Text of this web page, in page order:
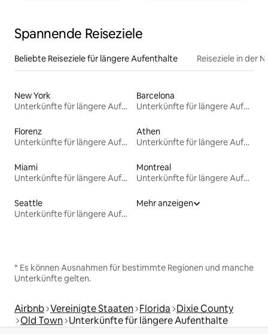
Spannende Reiseziele
Beliebte Reiseziele für längere Aufenthalte Reiseziele in der
New York
Unterkünfte für längere Aufenthalte
Barcelona
Unterkünfte für längere Aufenthalte
Florenz
Unterkünfte für längere Aufenthalte
Athen
Unterkünfte für längere Aufenthalte
Miami
Unterkünfte für längere Aufenthalte
Montreal
Unterkünfte für längere Aufenthalte
Seattle
Unterkünfte für längere Aufenthalte
Mehr anzeigen
* Es können Ausnahmen für bestimmte Regionen und manche
Unterkünfte gelten.
Airbnb Vereinigte Staaten Florida Dixie County
Old Town Unterkünfte für längere Aufenthalte